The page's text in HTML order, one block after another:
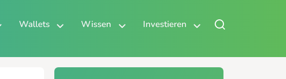
Wallets Wissen Investieren